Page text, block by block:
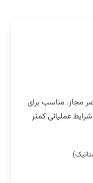
مجاز. مناسب برای
عملیاتی کمتر